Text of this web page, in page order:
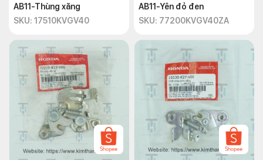
AB11-Thùng xăng
SKU: 17510KVGV40
AB11-Yên đỏ đen
SKU: 77200KVGV40ZA